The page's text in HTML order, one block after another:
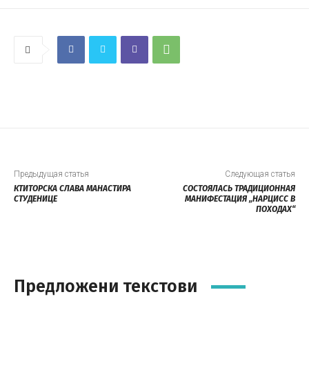
Предыдущая статья
КТИТОРСКА СЛАВА МАНАСТИРА
СТУДЕНИЦЕ
Следующая статья
СОСТОЯЛАСЬ ТРАДИЦИОННАЯ
МАНИФЕСТАЦИЯ „НАРЦИСС В
ПОХОДАХ“
Предложени текстови